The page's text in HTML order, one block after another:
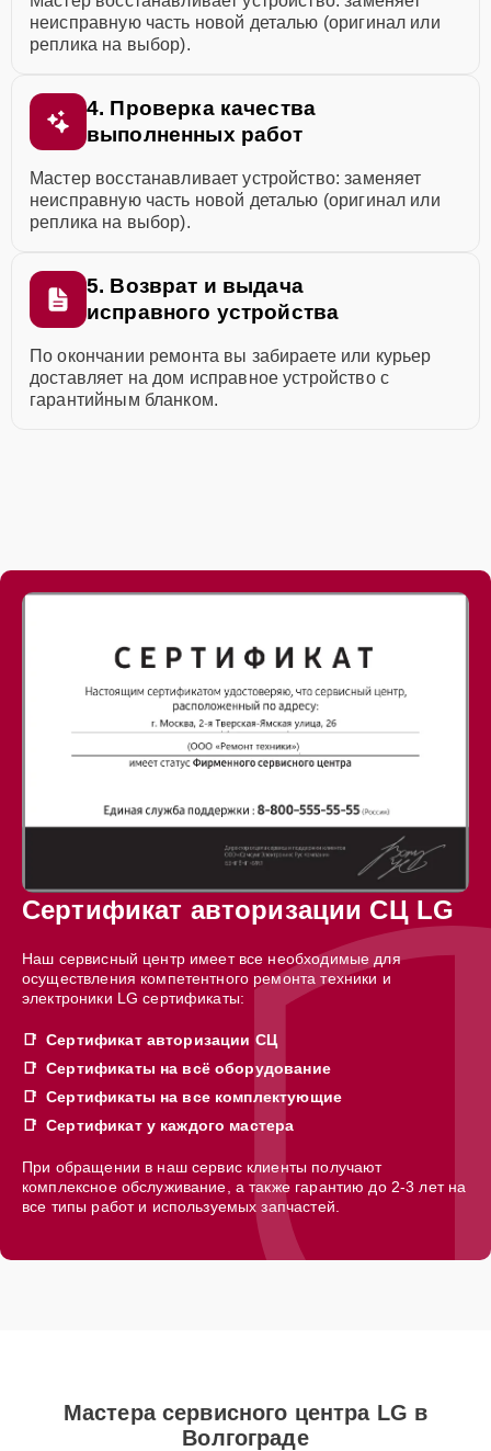
неисправную часть новой деталью (оригинал или
реплика на выбор).
4. Проверка качества
выполненных работ
Мастер восстанавливает устройство: заменяет
неисправную часть новой деталью (оригинал или
реплика на выбор).
5. Возврат и выдача
исправного устройства
По окончании ремонта вы забираете или курьер
доставляет на дом исправное устройство с
гарантийным бланком.
Сертификат авторизации СЦ LG
Наш сервисный центр имеет все необходимые для
осуществления компетентного ремонта техники и
электроники LG сертификаты:
Сертификат авторизации СЦ
Сертификаты на всё оборудование
Сертификаты на все комплектующие
Сертификат у каждого мастера
При обращении в наш сервис клиенты получают
комплексное обслуживание, а также гарантию до 2-3 лет на
все типы работ и используемых запчастей.
Мастера сервисного центра LG в
Волгограде